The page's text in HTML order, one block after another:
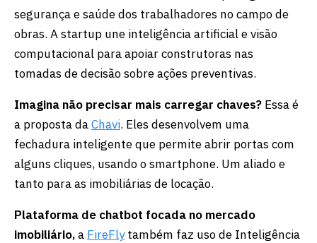
segurança e saúde dos trabalhadores no campo de
obras. A startup une inteligência artificial e visão
computacional para apoiar construtoras nas
tomadas de decisão sobre ações preventivas.
Imagina não precisar mais carregar chaves? Essa é
a proposta daChavi. Eles desenvolvem uma
fechadura inteligente que permite abrir portas com
alguns cliques, usando o smartphone. Um aliado e
tanto para as imobiliárias de locação.
Plataforma de chatbot focada no mercado
imobiliário,a FireFlytambém faz uso de Inteligência